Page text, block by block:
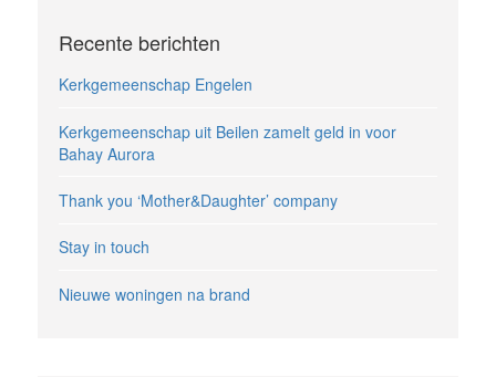
Recente berichten
Kerkgemeenschap Engelen
Kerkgemeenschap uit Beilen zamelt geld in voor
Bahay Aurora
Thank you ‘Mother&Daughter’ company
Stay in touch
Nieuwe woningen na brand